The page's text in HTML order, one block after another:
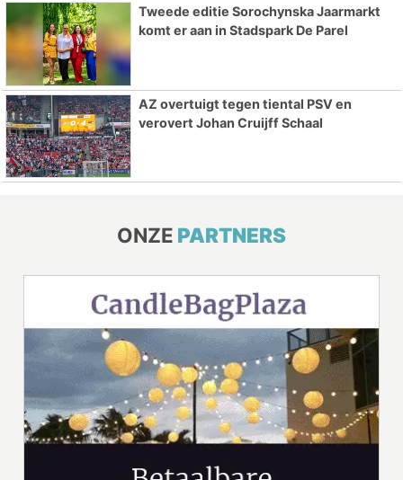
Tweede editie Sorochynska Jaarmarkt
komt er aan in Stadspark De Parel
AZ overtuigt tegen tiental PSV en
verovert Johan Cruijff Schaal
ONZE PARTNERS